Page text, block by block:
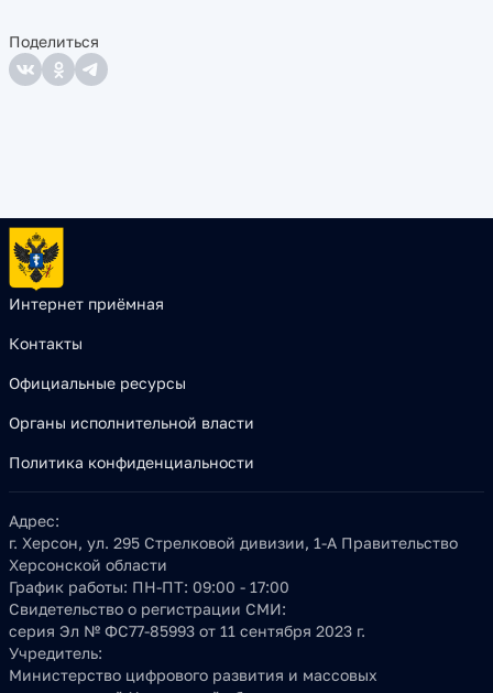
Поделиться
Интернет приёмная
Контакты
Официальные ресурсы
Органы исполнительной власти
Политика конфиденциальности
Адрес:
г. Херсон, ул. 295 Стрелковой дивизии, 1-А Правительство
Херсонской области
График работы: ПН-ПТ: 09:00 - 17:00
Свидетельство о регистрации СМИ:
серия Эл № ФС77-85993 от 11 сентября 2023 г.
Учредитель:
Министерство цифрового развития и массовых